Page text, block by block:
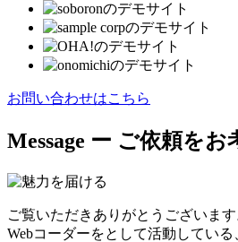
お問い合わせはこちら
Message ー ご依頼をお
ご覧いただきありがとうございます
Webコーダーをとして活動している